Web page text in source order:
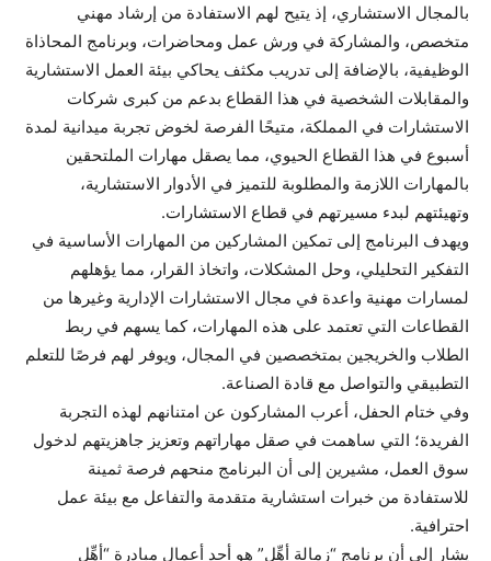
بالمجال الاستشاري، إذ يتيح لهم الاستفادة من إرشاد مهني
متخصص، والمشاركة في ورش عمل ومحاضرات، وبرنامج المحاذاة
الوظيفية، بالإضافة إلى تدريب مكثف يحاكي بيئة العمل الاستشارية
والمقابلات الشخصية في هذا القطاع بدعم من كبرى شركات
الاستشارات في المملكة، متيحًا الفرصة لخوض تجربة ميدانية لمدة
أسبوع في هذا القطاع الحيوي، مما يصقل مهارات الملتحقين
بالمهارات اللازمة والمطلوبة للتميز في الأدوار الاستشارية،
وتهيئتهم لبدء مسيرتهم في قطاع الاستشارات.
ويهدف البرنامج إلى تمكين المشاركين من المهارات الأساسية في
التفكير التحليلي، وحل المشكلات، واتخاذ القرار، مما يؤهلهم
لمسارات مهنية واعدة في مجال الاستشارات الإدارية وغيرها من
القطاعات التي تعتمد على هذه المهارات، كما يسهم في ربط
الطلاب والخريجين بمتخصصين في المجال، ويوفر لهم فرصًا للتعلم
التطبيقي والتواصل مع قادة الصناعة.
وفي ختام الحفل، أعرب المشاركون عن امتنانهم لهذه التجربة
الفريدة؛ التي ساهمت في صقل مهاراتهم وتعزيز جاهزيتهم لدخول
سوق العمل، مشيرين إلى أن البرنامج منحهم فرصة ثمينة
للاستفادة من خبرات استشارية متقدمة والتفاعل مع بيئة عمل
احترافية.
يشار إلى أن برنامج “زمالة أهِّل” هو أحد أعمال مبادرة “أهِّل